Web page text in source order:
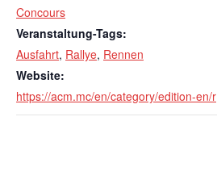
Concours
Veranstaltung-Tags:
Ausfahrt, Rallye, Rennen
Website:
https://acm.mc/en/category/edition-en/r